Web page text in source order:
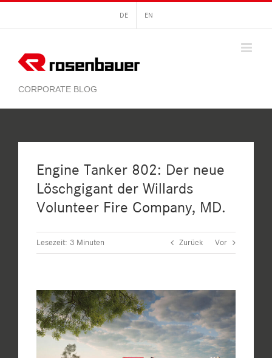
springen
DE EN
Engine Tanker 802: Der neue
Löschgigant der Willards
Volunteer Fire Company, MD.
Lesezeit: 3 Minuten Zurück Vor
Zeige
grösseres
Bild